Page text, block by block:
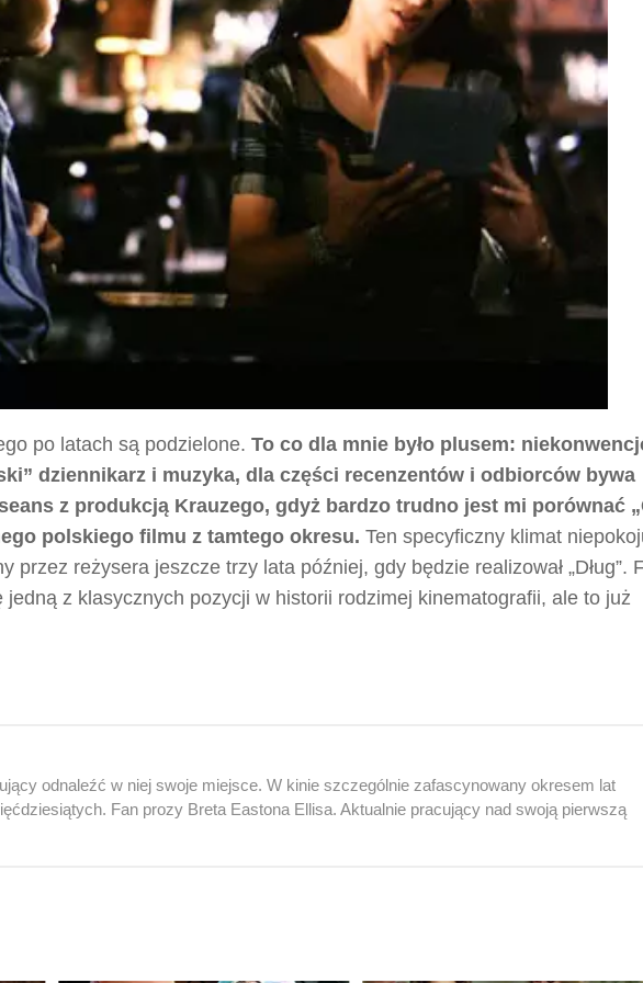
po latach są podzielone. To co dla mnie było plusem:
dziennikarz i muzyka, dla części recenzentów i odbiorców bywa
z produkcją Krauzego, gdyż bardzo trudno jest mi porównać
polskiego filmu z tamtego okresu. Ten specyficzny klimat
przez reżysera jeszcze trzy lata później, gdy będzie realizował „Dług”.
z klasycznych pozycji w historii rodzimej kinematografii, ale to już
odnaleźć w niej swoje miejsce. W kinie szczególnie zafascynowany okresem lat
Fan prozy Breta Eastona Ellisa. Aktualnie pracujący nad swoją pierwszą